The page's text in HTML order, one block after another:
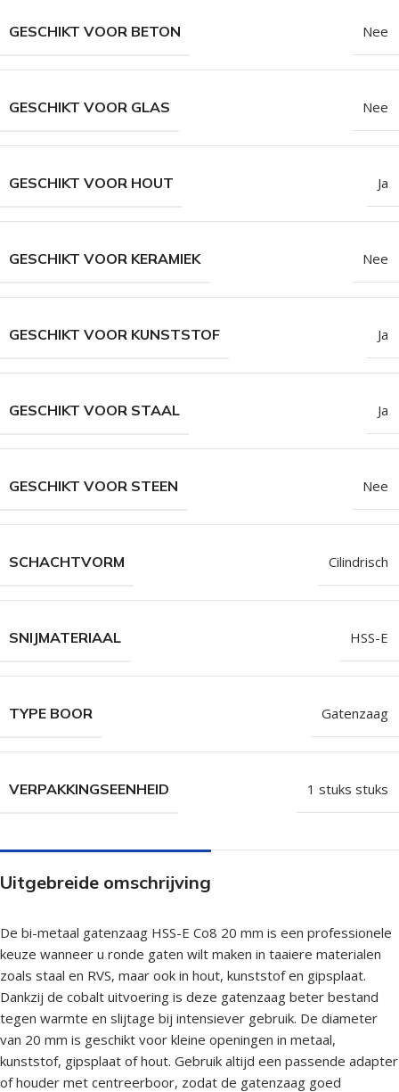
GESCHIKT VOOR BETON Nee
GESCHIKT VOOR GLAS Nee
GESCHIKT VOOR HOUT Ja
GESCHIKT VOOR KERAMIEK Nee
GESCHIKT VOOR KUNSTSTOF Ja
GESCHIKT VOOR STAAL Ja
GESCHIKT VOOR STEEN Nee
SCHACHTVORM Cilindrisch
SNIJMATERIAAL HSS-E
TYPE BOOR Gatenzaag
VERPAKKINGSEENHEID 1 stuks stuks
Uitgebreide omschrijving
De bi-metaal gatenzaag HSS-E Co8 20 mm is een professionele
keuze wanneer u ronde gaten wilt maken in taaiere materialen
zoals staal en RVS, maar ook in hout, kunststof en gipsplaat.
Dankzij de cobalt uitvoering is deze gatenzaag beter bestand
tegen warmte en slijtage bij intensiever gebruik. De diameter
van 20 mm is geschikt voor kleine openingen in metaal,
kunststof, gipsplaat of hout. Gebruik altijd een passende adapter
of houder met centreerboor, zodat de gatenzaag goed